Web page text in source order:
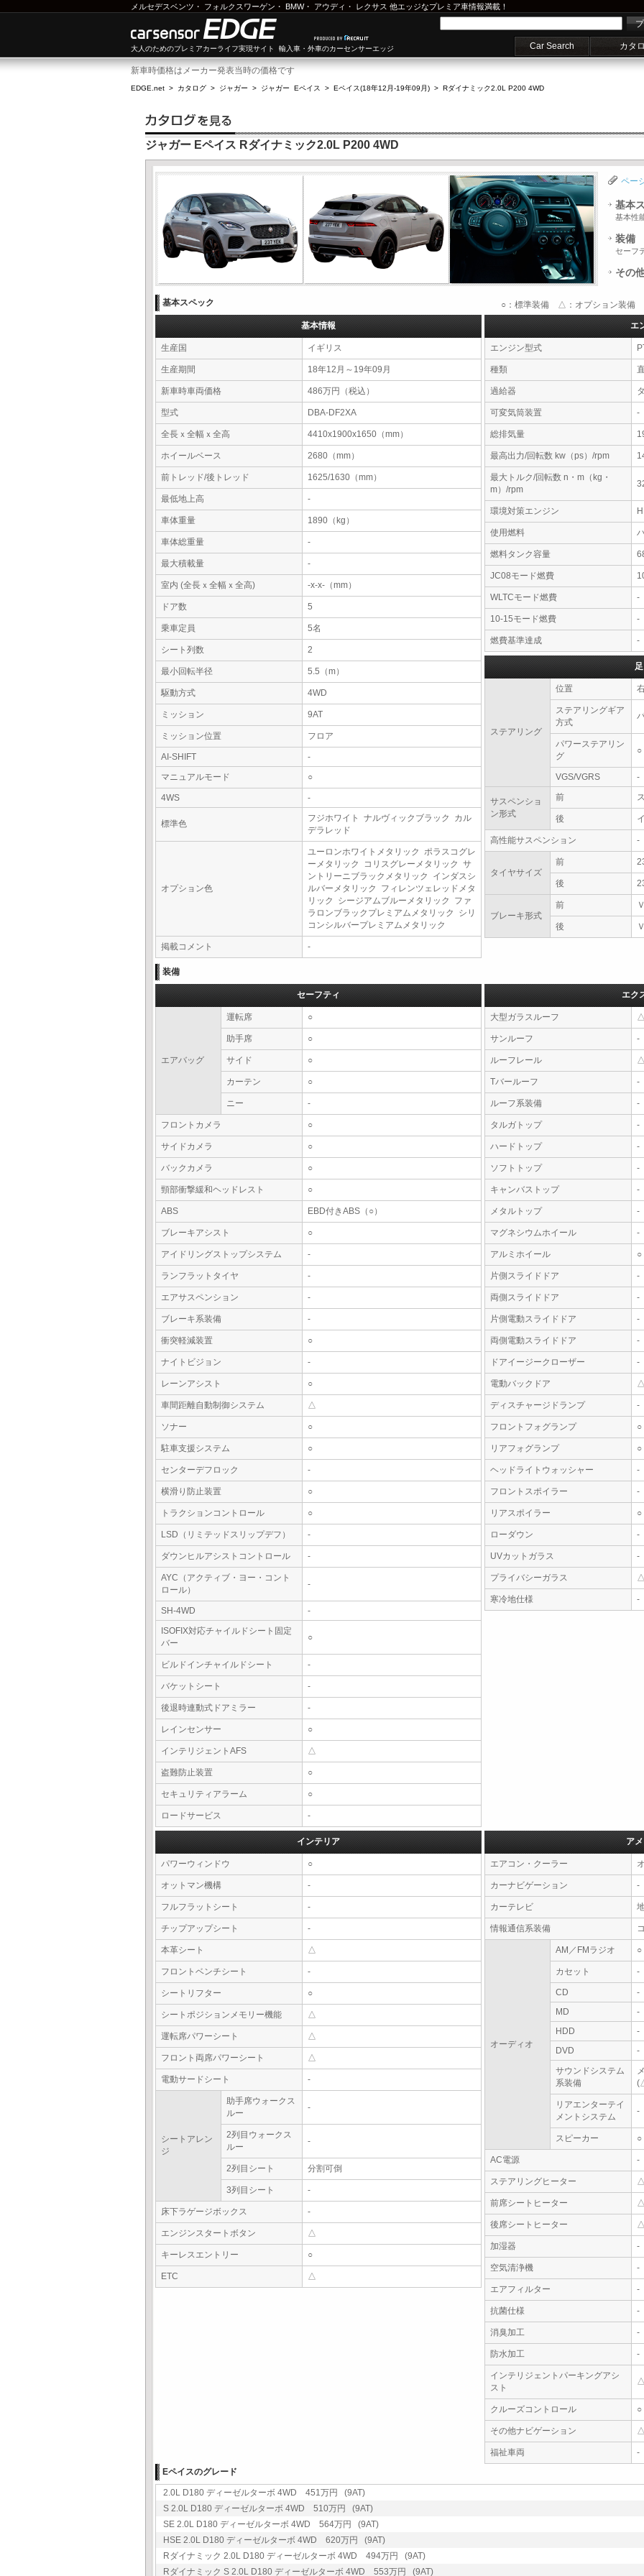
メルセデスベンツ ・ フォルクスワーゲン ・ BMW・ アウディ ・ レクサス 他エッジなプレミア車情報満載！
大人のためのプレミアカーライフ実現サイト 輸入車・外車のカーセンサーエッジ Car Search カタ
新車時価格はメーカー発表当時の価格です
EDGE.net > カタログ > ジャガー > ジャガー Eペイス > Eペイス(18年12月-19年09月) > Rダイナミック2.0L P200 4WD
ジャガー Eペイス Rダイナミック2.0L P200 4WD
ペー
基本
基本性
装備
セーフ
その
基本スペック ○：標準装備 △：オプション装備 -
基本情報
生産国 イギリス
生産期間 18年12月～19年09月
新車時車両価格 486万円（税込）
型式 DBA-DF2XA
全長ｘ全幅ｘ全高 4410x1900x1650（mm）
ホイールベース 2680（mm）
前トレッド/後トレッド 1625/1630（mm）
最低地上高 -
車体重量 1890（kg）
車体総重量 -
最大積載量 -
室内 (全長ｘ全幅ｘ全高) -x-x-（mm）
ドア数 5
乗車定員 5名
シート列数 2
最小回転半径 5.5（m）
駆動方式 4WD
ミッション 9AT
ミッション位置 フロア
AI-SHIFT
-
マニュアルモード
○
4WS -
標準色
フジホワイト ナルヴィックブラック カル
デラレッド
オプション色
ユーロンホワイトメタリック ポラスコグレ
ーメタリック コリスグレーメタリック サ
ントリーニブラックメタリック インダスシ
ルバーメタリック フィレンツェレッドメタ
リック シージアムブルーメタリック ファ
ラロンブラックプレミアムメタリック シリ
コンシルバープレミアムメタリック
掲載コメント -
エ
エンジン型式
種類
過給器
可変気筒装置 -
総排気量
最高出力/回転数 kw（ps）/rpm
最大トルク/回転数 n・m（kg・
m）/rpm
環境対策エンジン
使用燃料
燃料タンク容量
JC08モード燃費
WLTCモード燃費 -
10-15モード燃費 -
燃費基準達成 -
ステアリング
位置
ステアリングギア
方式
パワーステアリン
グ
○
VGS/VGRS -
サスペンショ
ン形式
前
後
高性能サスペンション -
タイヤサイズ
前
後
ブレーキ形式
前
後
装備
セーフティ
エアバッグ
運転席 ○
助手席 ○
サイド ○
カーテン ○
ニー -
フロントカメラ ○
サイドカメラ ○
バックカメラ ○
頸部衝撃緩和ヘッドレスト ○
ABS EBD付きABS（○）
ブレーキアシスト ○
アイドリングストップシステム -
ランフラットタイヤ -
エアサスペンション -
ブレーキ系装備 -
衝突軽減装置 ○
ナイトビジョン -
レーンアシスト ○
車間距離自動制御システム △
ソナー ○
駐車支援システム ○
センターデフロック -
横滑り防止装置 ○
トラクションコントロール ○
LSD（リミテッドスリップデフ） -
ダウンヒルアシストコントロール -
AYC（アクティブ・ヨー・コント
ロール）
-
SH-4WD
-
ISOFIX対応チャイルドシート固定
バー
○
ビルドインチャイルドシート -
バケットシート -
後退時連動式ドアミラー -
レインセンサー ○
インテリジェントAFS △
盗難防止装置 ○
セキュリティアラーム ○
ロードサービス -
エク
大型ガラスルーフ
サンルーフ -
ルーフレール
Tバールーフ -
ルーフ系装備 -
タルガトップ -
ハードトップ -
ソフトトップ -
キャンバストップ -
メタルトップ -
マグネシウムホイール -
アルミホイール ○
片側スライドドア -
両側スライドドア -
片側電動スライドドア -
両側電動スライドドア -
ドアイージークローザー -
電動バックドア
ディスチャージドランプ -
フロントフォグランプ ○
リアフォグランプ ○
ヘッドライトウォッシャー -
フロントスポイラー -
リアスポイラー ○
ローダウン -
UVカットガラス -
プライバシーガラス
寒冷地仕様 -
インテリア
パワーウィンドウ ○
オットマン機構 -
フルフラットシート -
チップアップシート -
本革シート △
フロントベンチシート -
シートリフター ○
シートポジションメモリー機能 △
運転席パワーシート △
フロント両席パワーシート △
電動サードシート -
シートアレン
ジ
助手席ウォークス
ルー
-
2列目ウォークス
ルー
-
2列目シート 分割可倒
3列目シート -
床下ラゲージボックス -
エンジンスタートボタン △
キーレスエントリー ○
ETC △
ア
エアコン・クーラー
カーナビゲーション -
カーテレビ
情報通信系装備
オーディオ
AM／FMラジオ ○
カセット -
CD
-
MD
-
HDD
-
DVD
-
サウンドシステム
系装備
リアエンターテイ
メントシステム
-
スピーカー ○
AC電源 -
ステアリングヒーター
前席シートヒーター
後席シートヒーター
加湿器 -
空気清浄機 -
エアフィルター -
抗菌仕様 -
消臭加工 -
防水加工 -
インテリジェントパーキングアシ
スト
クルーズコントロール ○
その他ナビゲーション
福祉車両
-
Eペイスのグレード
2.0L D180 ディーゼルターボ 4WD 451万円 (9AT)
S 2.0L D180 ディーゼルターボ 4WD 510万円 (9AT)
SE 2.0L D180 ディーゼルターボ 4WD 564万円 (9AT)
HSE 2.0L D180 ディーゼルターボ 4WD 620万円 (9AT)
Rダイナミック 2.0L D180 ディーゼルターボ 4WD 494万円 (9AT)
Rダイナミック S 2.0L D180 ディーゼルターボ 4WD 553万円 (9AT)